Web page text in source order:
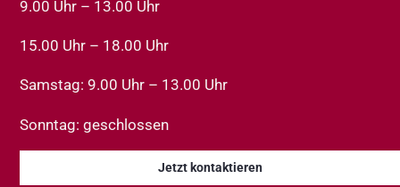
9.00 Uhr – 13.00 Uhr
15.00 Uhr – 18.00 Uhr
Samstag: 9.00 Uhr – 13.00 Uhr
Sonntag: geschlossen
Jetzt kontaktieren